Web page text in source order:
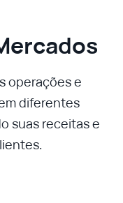
operações e
diferentes
suas receitas e